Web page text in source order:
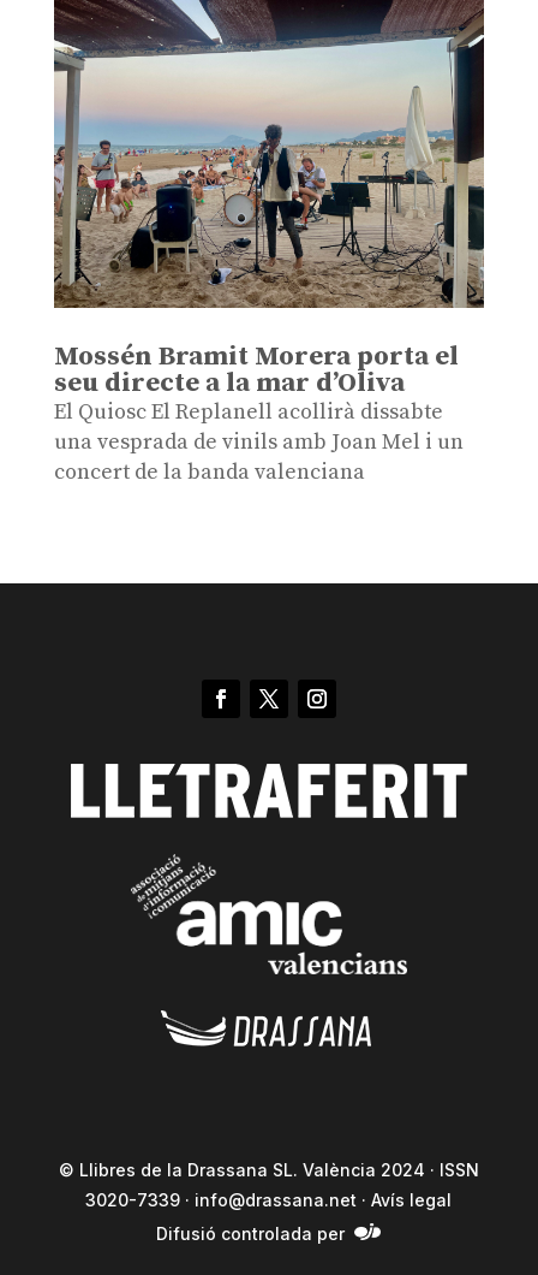
Mossén Bramit Morera porta el
seu directe a la mar d’Oliva
El Quiosc El Replanell acollirà dissabte
una vesprada de vinils amb Joan Mel i un
concert de la banda valenciana
© Llibres de la Drassana SL. València 2024 · ISSN
3020-7339 · info@drassana.net ·Avís legal
Difusió controlada per